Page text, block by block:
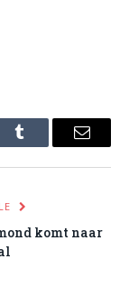
Tumblr Email
komt naar